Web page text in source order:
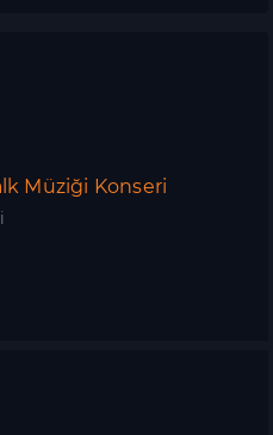
Müziği Konseri